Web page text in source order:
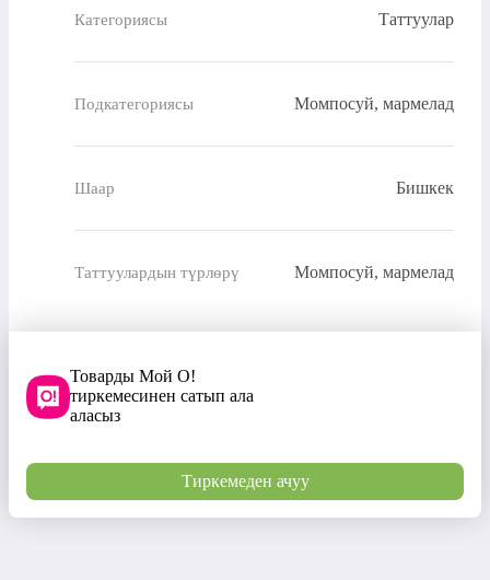
Категориясы Таттуулар
Подкатегориясы Момпосуй, мармелад
Шаар Бишкек
Таттуулардын түрлөрү Момпосуй, мармелад
Товарды Мой О!
тиркемесинен сатып ала
аласыз
Тиркемеден ачуу